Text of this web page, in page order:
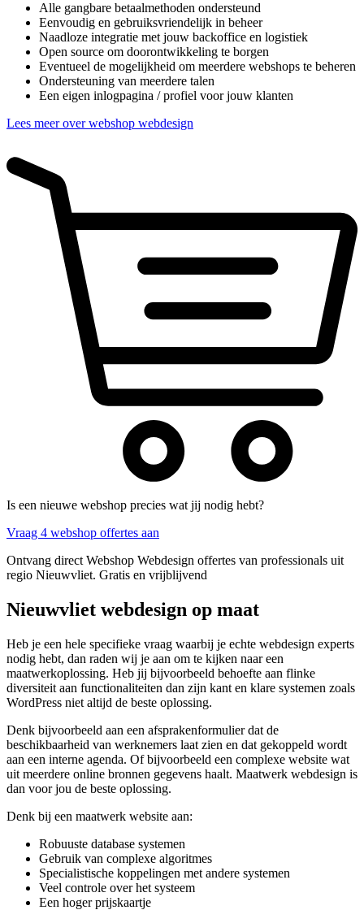
Alle gangbare betaalmethoden ondersteund
Eenvoudig en gebruiksvriendelijk in beheer
Naadloze integratie met jouw backoffice en logistiek
Open source om doorontwikkeling te borgen
Eventueel de mogelijkheid om meerdere webshops te beheren
Ondersteuning van meerdere talen
Een eigen inlogpagina / profiel voor jouw klanten
Lees meer over webshop webdesign
Is een nieuwe webshop precies wat jij nodig hebt?
Vraag 4 webshop offertes aan
Ontvang direct Webshop Webdesign offertes van professionals uit
regio Nieuwvliet. Gratis en vrijblijvend
Nieuwvliet webdesign op maat
Heb je een hele specifieke vraag waarbij je echte webdesign experts
nodig hebt, dan raden wij je aan om te kijken naar een
maatwerkoplossing. Heb jij bijvoorbeeld behoefte aan flinke
diversiteit aan functionaliteiten dan zijn kant en klare systemen zoals
WordPress niet altijd de beste oplossing.
Denk bijvoorbeeld aan een afsprakenformulier dat de
beschikbaarheid van werknemers laat zien en dat gekoppeld wordt
aan een interne agenda. Of bijvoorbeeld een complexe website wat
uit meerdere online bronnen gegevens haalt. Maatwerk webdesign is
dan voor jou de beste oplossing.
Denk bij een maatwerk website aan:
Robuuste database systemen
Gebruik van complexe algoritmes
Specialistische koppelingen met andere systemen
Veel controle over het systeem
Een hoger prijskaartje